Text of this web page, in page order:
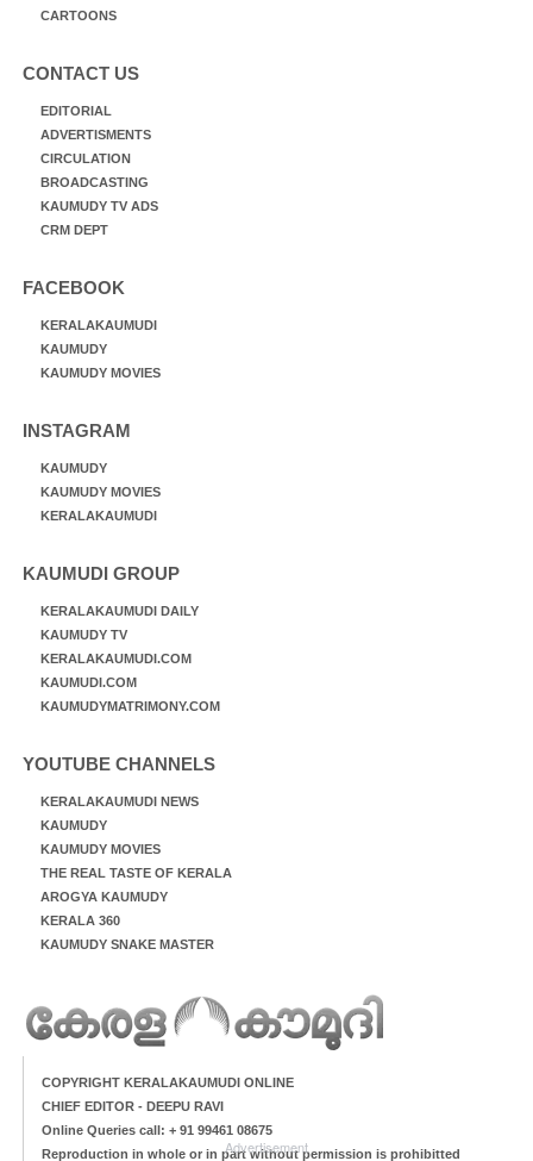
CARTOONS
CONTACT US
EDITORIAL
ADVERTISMENTS
CIRCULATION
BROADCASTING
KAUMUDY TV ADS
CRM DEPT
FACEBOOK
KERALAKAUMUDI
KAUMUDY
KAUMUDY MOVIES
INSTAGRAM
KAUMUDY
KAUMUDY MOVIES
KERALAKAUMUDI
KAUMUDI GROUP
KERALAKAUMUDI DAILY
KAUMUDY TV
KERALAKAUMUDI.COM
KAUMUDI.COM
KAUMUDYMATRIMONY.COM
YOUTUBE CHANNELS
KERALAKAUMUDI NEWS
KAUMUDY
KAUMUDY MOVIES
THE REAL TASTE OF KERALA
AROGYA KAUMUDY
KERALA 360
KAUMUDY SNAKE MASTER
COPYRIGHT KERALAKAUMUDI ONLINE
CHIEF EDITOR - DEEPU RAVI
Online Queries call: + 91 99461 08675
Reproduction in whole or in part without permission is prohibitted
Advertisement